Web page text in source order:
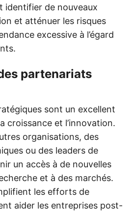
identifier de nouveaux
et atténuer les risques
excessive à l’égard
partenariats
sont un excellent
croissance et l’innovation.
organisations, des
ou des leaders de
un accès à de nouvelles
et à des marchés.
les efforts de
aider les entreprises post-